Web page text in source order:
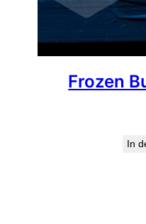
Frozen
In